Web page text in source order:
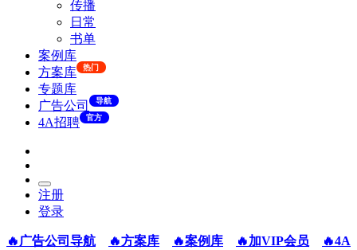
传播
日常
书单
案例库
方案库
热门
专题库
广告公司
导航
4A招聘 官方
注册
登录
🔥广告公司导航 🔥方案库 🔥案例库 🔥加VIP会员
🔥4A